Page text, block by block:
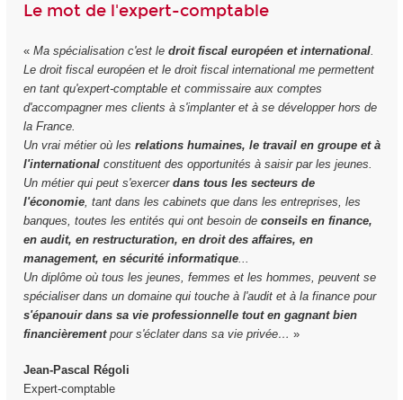
Le mot de l'expert-comptable
« Ma spécialisation c'est le droit fiscal européen et international.
Le droit fiscal européen et le droit fiscal international me permettent
en tant qu'expert-comptable et commissaire aux comptes
d'accompagner mes clients à s'implanter et à se développer hors de
la France.
Un vrai métier où les relations humaines, le travail en groupe et à
l'internationalconstituent des opportunités à saisir par les jeunes.
Un métier qui peut s'exercer dans tous les secteurs de
l'économie, tant dans les cabinets que dans les entreprises, les
banques, toutes les entités qui ont besoin de conseils en finance,
en audit, en restructuration, en droit des affaires, en
management, en sécurité informatique...
Un diplôme où tous les jeunes, femmes et les hommes, peuvent se
spécialiser dans un domaine qui touche à l'audit et à la finance pour
s'épanouir dans sa vie professionnelle tout en gagnant bien
financièrementpour s'éclater dans sa vie privée… »
Jean-Pascal Régoli
Expert-comptable